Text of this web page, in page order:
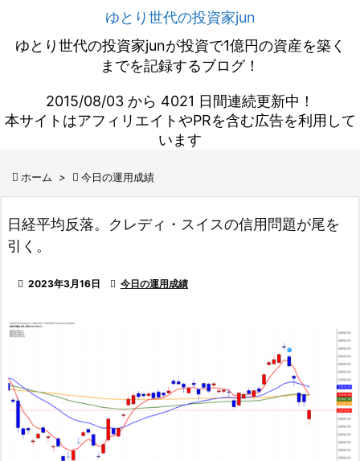
ゆとり世代の投資家jun
ゆとり世代の投資家junが投資で1億円の資産を築く
までを記録するブログ！
2015/08/03 から 4021 日間連続更新中！
本サイトはアフィリエイトやPRを含む広告を利用して
います
 ホーム >  今日の運用成績
日経平均反落。クレディ・スイスの信用問題が尾を
引く。
 2023年3月16日  今日の運用成績